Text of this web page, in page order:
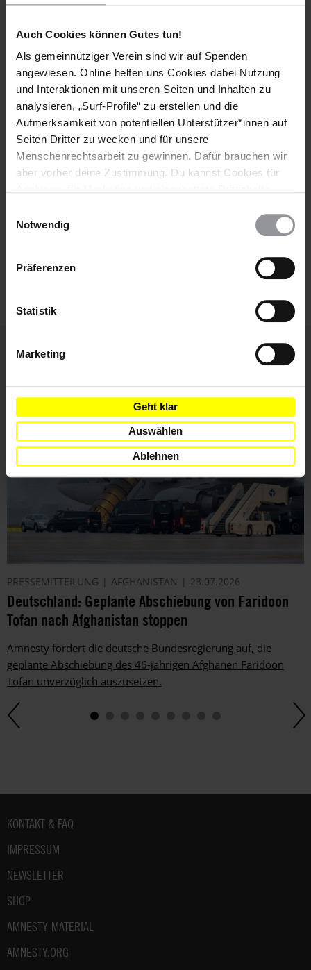
Auch Cookies können Gutes tun!
Als gemeinnütziger Verein sind wir auf Spenden
angewiesen. Online helfen uns Cookies dabei Nutzung
und Interaktionen mit unseren Seiten und Inhalten zu
analysieren, „Surf-Profile“ zu erstellen und die
Aufmerksamkeit von potentiellen Unterstützer*innen auf
Seiten Dritter zu wecken und für unsere
Menschenrechtsarbeit zu gewinnen. Dafür brauchen wir
aber vorher deine Zustimmung. Du kannst Cookies für
wieder ändern. Diesen Banner kannst Du über den Link
Notwendig
Präferenzen
Statistik
Marketing
Geht klar
Auswählen
Ablehnen
Bleib informiert
Header
Text
Abonniere den Amnesty-Newsletter und mach dich
für die Menschenrechte stark!
Vorname
Nachname
E-
gelesen und stimme
PRESSEMITTEILUNG AFGHANISTAN 23.07.2026
Deutschland: Geplante Abschiebung von Faridoon
Tofan nach Afghanistan stoppen
Amnesty fordert die deutsche Bundesregierung auf, die
geplante Abschiebung des 46-jährigen Afghanen Faridoon
Tofan unverzüglich auszusetzen.
Fußbereich
KONTAKT & FAQ
IMPRESSUM
NEWSLETTER
SHOP
AMNESTY-MATERIAL
AMNESTY.ORG